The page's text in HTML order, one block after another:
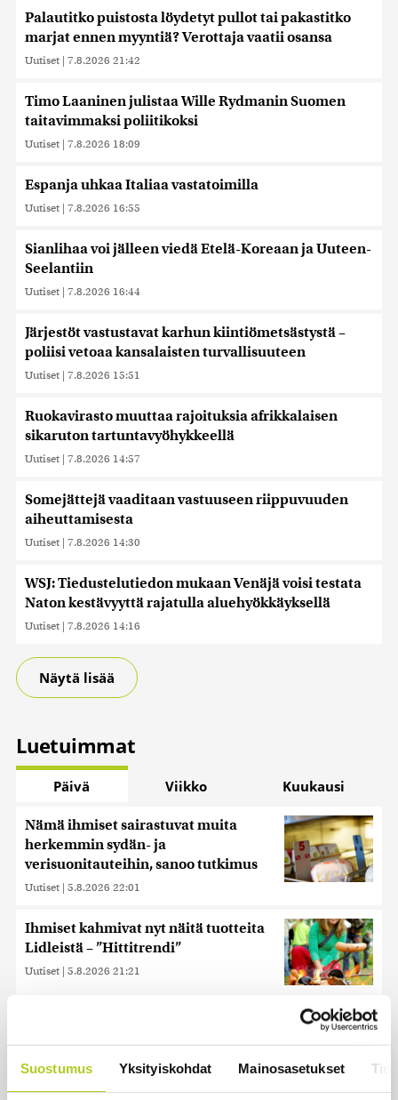
Suostumus Yksityiskohdat Mainosasetukset
Palautitko puistosta löydetyt pullot tai pakastitko
marjat ennen myyntiä? Verottaja vaatii osansa
Uutiset | 7.8.2026 21:42
Timo Laaninen julistaa Wille Rydmanin Suomen
taitavimmaksi poliitikoksi
Uutiset | 7.8.2026 18:09
Espanja uhkaa Italiaa vastatoimilla
Uutiset | 7.8.2026 16:55
Sianlihaa voi jälleen viedä Etelä-Koreaan ja Uuteen-
Seelantiin
Uutiset | 7.8.2026 16:44
Järjestöt vastustavat karhun kiintiömetsästystä –
poliisi vetoaa kansalaisten turvallisuuteen
Uutiset | 7.8.2026 15:51
Ruokavirasto muuttaa rajoituksia afrikkalaisen
sikaruton tartuntavyöhykkeellä
Uutiset | 7.8.2026 14:57
Somejättejä vaaditaan vastuuseen riippuvuuden
aiheuttamisesta
Uutiset | 7.8.2026 14:30
WSJ: Tiedustelutiedon mukaan Venäjä voisi testata
Naton kestävyyttä rajatulla aluehyökkäyksellä
Uutiset | 7.8.2026 14:16
Näytä lisää
Luetuimmat
Päivä Viikko Kuukausi
Nämä ihmiset sairastuvat muita
herkemmin sydän- ja
verisuonitauteihin, sanoo tutkimus
Uutiset | 5.8.2026 22:01
Ihmiset kahmivat nyt näitä tuotteita
Lidleistä – ”Hittitrendi”
Uutiset | 5.8.2026 21:21